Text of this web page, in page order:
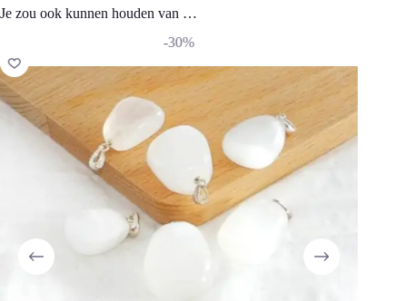
Je zou ook kunnen houden van …
-30%